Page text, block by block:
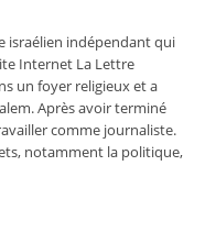
israélien indépendant qui
Internet La Lettre
un foyer religieux et a
Après avoir terminé
comme journaliste.
notamment la politique,